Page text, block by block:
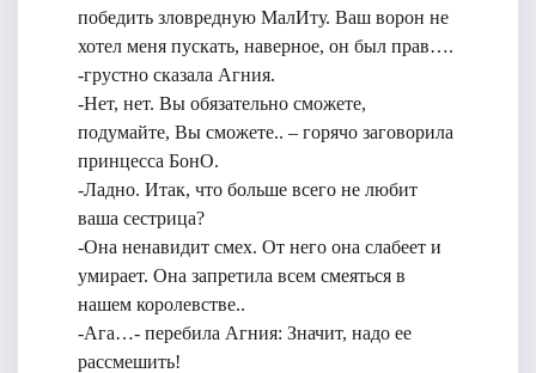
победить зловредную МалИту. Ваш ворон не
хотел меня пускать, наверное, он был прав….
-грустно сказала Агния.
-Нет, нет. Вы обязательно сможете,
подумайте, Вы сможете.. – горячо заговорила
принцесса БонО.
-Ладно. Итак, что больше всего не любит
ваша сестрица?
-Она ненавидит смех. От него она слабеет и
умирает. Она запретила всем смеяться в
нашем королевстве..
-Ага…- перебила Агния: Значит, надо ее
рассмешить!